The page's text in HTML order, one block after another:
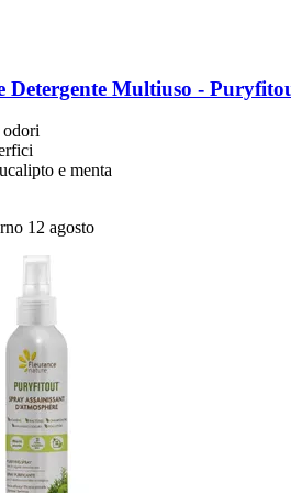
Detergente Multiuso -​
e menta
12 agosto